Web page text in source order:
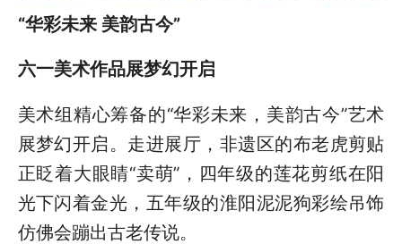
“华彩未来 美韵古今”
六一美术作品展梦幻开启
美术组精心筹备的“华彩未来，美韵古今”艺术
展梦幻开启。走进展厅，非遗区的布老虎剪贴
正眨着大眼睛“卖萌”，四年级的莲花剪纸在阳
光下闪着金光，五年级的淮阳泥泥狗彩绘吊饰
仿佛会蹦出古老传说。